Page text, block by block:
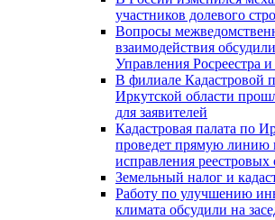
участников долевого
Вопросы
взаимодействия
Управления Росреестра
В филиале Кадастровой
Иркутской области
для заявителей
Кадастровая палата по
проведет прямую линию
исправления
Земельный налог и
Работу по улучшению
климата обсудили на